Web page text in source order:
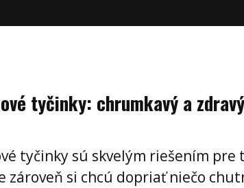
tyčinky: chrumkavý a
tyčinky sú skvelým riešením pre
zároveň si chcú dopriať niečo